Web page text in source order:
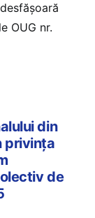
OUG nr.
din
privința
de